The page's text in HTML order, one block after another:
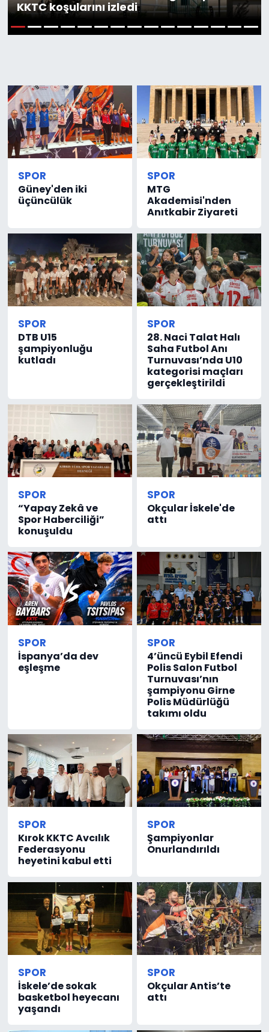
KKTC koşularını izledi
1
SPOR
Güney'den iki
üçüncülük
SPOR
MTG
Akademisi'nden
Anıtkabir Ziyareti
SPOR
DTB U15
şampiyonluğu
kutladı
SPOR
28. Naci Talat Halı
Saha Futbol Anı
Turnuvası’nda U10
kategorisi maçları
gerçekleştirildi
SPOR
“Yapay Zekâ ve
Spor Haberciliği”
konuşuldu
SPOR
Okçular İskele'de
attı
SPOR
İspanya’da dev
eşleşme
SPOR
4’üncü Eybil Efendi
Polis Salon Futbol
Turnuvası’nın
şampiyonu Girne
Polis Müdürlüğü
takımı oldu
SPOR
Kırok KKTC Avcılık
Federasyonu
heyetini kabul etti
SPOR
Şampiyonlar
Onurlandırıldı
SPOR
İskele’de sokak
basketbol heyecanı
yaşandı
SPOR
Okçular Antis’te
attı
KKTC YEREL SEÇİM 2018
Kültür Sanat
Magazin
Moda
Nöbetçi Eczaneler
Otomobil Dünyası
Politika
SAĞLIK
Spor
Teknoloji
Video Galeri
YAŞAM
Yazarlar